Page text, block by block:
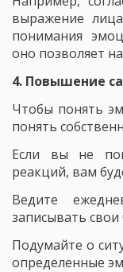
выражение
понимания
оно позволяет
4. Повышение
Чтобы понять
понять
Если вы не
реакций, вам
Ведите
записывать свои
Подумайте о
определенные